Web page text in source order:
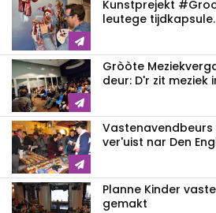
Kunstprejekt
leutege tijdkapsule.
Gròòte
deur: D'r zit meziek
ver'uist nar Den
Planne Kinder
gemakt